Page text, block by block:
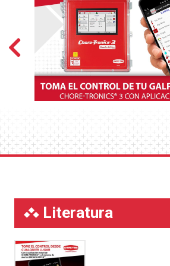
en nuestra Política de
(http://www.ctbinc.com/pdf/
que se incorpora al presente
referencia y se aplica al uso
excepto en la medida en que
contrario en el presente
cualquier Información de
(también denominada en esta
y prácticas en relación con tus
INFORMACIÓN QUE
Recopilaremos y procesaremos los
Literatura